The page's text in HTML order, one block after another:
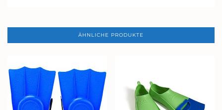
ÄHNLICHE PRODUKTE